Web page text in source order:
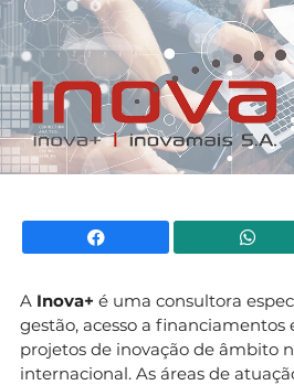
Facebook
A Inova+ é uma consultora
gestão, acesso a
projetos de inovação de âmbito
internacional. As áreas de